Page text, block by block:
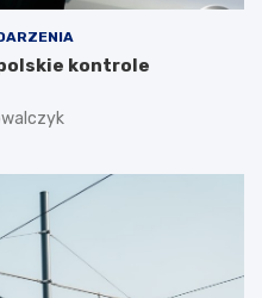
kontrole